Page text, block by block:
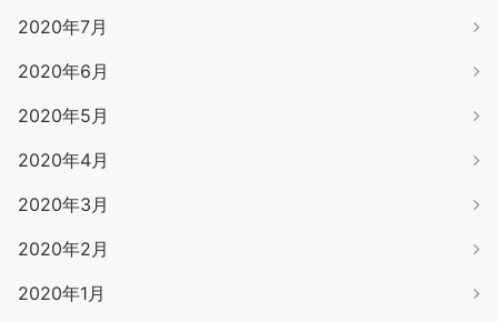
2020年7月
2020年6月
2020年5月
2020年4月
2020年3月
2020年2月
2020年1月